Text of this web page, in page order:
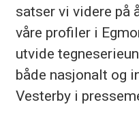
satser vi videre på
våre profiler i
utvide
både nasjonalt og
Vesterby i